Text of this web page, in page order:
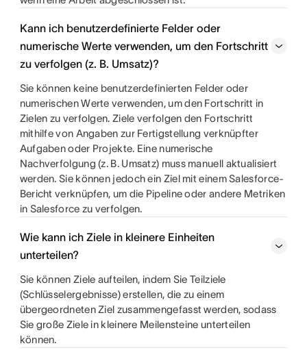
Kann ich benutzerdefinierte Felder oder
numerische Werte verwenden, um den Fortschritt
zu verfolgen (z. B. Umsatz)?
Sie können keine benutzerdefinierten Felder oder
numerischen Werte verwenden, um den Fortschritt in
Zielen zu verfolgen. Ziele verfolgen den Fortschritt
mithilfe von Angaben zur Fertigstellung verknüpfter
Aufgaben oder Projekte. Eine numerische
Nachverfolgung (z. B. Umsatz) muss manuell aktualisiert
werden. Sie können jedoch ein Ziel mit einem Salesforce-
Bericht verknüpfen, um die Pipeline oder andere Metriken
in Salesforce zu verfolgen.
Wie kann ich Ziele in kleinere Einheiten
unterteilen?
Sie können Ziele aufteilen, indem Sie Teilziele
(Schlüsselergebnisse) erstellen, die zu einem
übergeordneten Ziel zusammengefasst werden, sodass
Sie große Ziele in kleinere Meilensteine unterteilen
können.